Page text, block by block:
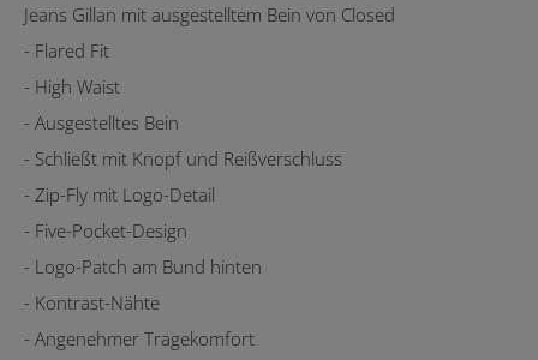
Jeans Gillan mit ausgestelltem Bein von Closed
- Flared Fit
- High Waist
- Ausgestelltes Bein
- Schließt mit Knopf und Reißverschluss
- Zip-Fly mit Logo-Detail
- Five-Pocket-Design
- Logo-Patch am Bund hinten
- Kontrast-Nähte
- Angenehmer Tragekomfort